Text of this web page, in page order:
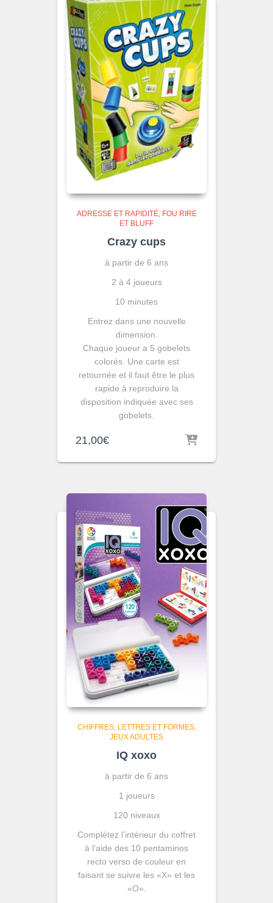
ADRESSE ET RAPIDITÉ
FOU RIRE
ET BLUFF
Crazy cups
à partir de 6 ans
2 à 4 joueurs
10 minutes
Entrez dans une nouvelle
dimension.
Chaque joueur a 5 gobelets
colorés. Une carte est
retournée et il faut être le plus
rapide à reproduire la
disposition indiquée avec ses
gobelets.
21,00€
CHIFFRES, LETTRES ET FORMES
JEUX ADULTES
IQ xoxo
à partir de 6 ans
1 joueurs
120 niveaux
Complétez l’intérieur du coffret
à l’aide des 10 pentaminos
recto verso de couleur en
faisant se suivre les «X» et les
«O».